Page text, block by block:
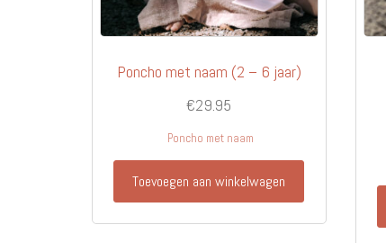
Poncho met naam (2 – 6 jaar)
€29.95
Poncho met naam
Toevoegen aan winkelwagen